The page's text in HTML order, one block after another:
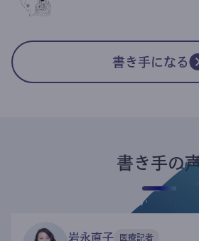
書き手になる
書き手の
岩永直子 医療記者